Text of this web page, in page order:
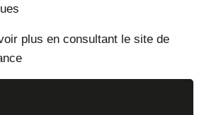
plus en consultant le site de